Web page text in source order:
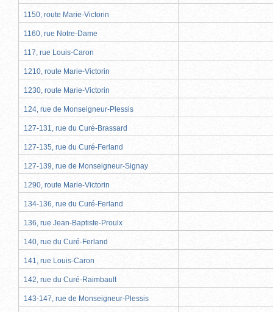
1150, route Marie-Victorin
1160, rue Notre-Dame
117, rue Louis-Caron
1210, route Marie-Victorin
1230, route Marie-Victorin
124, rue de Monseigneur-Plessis
127-131, rue du Curé-Brassard
127-135, rue du Curé-Ferland
127-139, rue de Monseigneur-Signay
1290, route Marie-Victorin
134-136, rue du Curé-Ferland
136, rue Jean-Baptiste-Proulx
140, rue du Curé-Ferland
141, rue Louis-Caron
142, rue du Curé-Raimbault
143-147, rue de Monseigneur-Plessis